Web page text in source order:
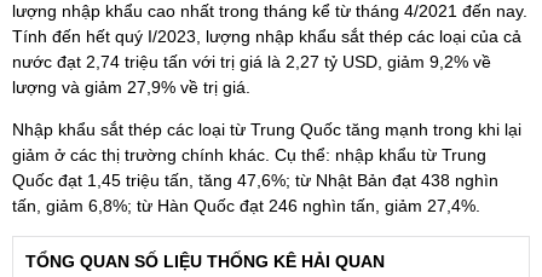
lượng nhập khẩu cao nhất trong tháng kể từ tháng 4/2021 đến nay.
Tính đến hết quý I/2023, lượng nhập khẩu sắt thép các loại của cả
nước đạt 2,74 triệu tấn với trị giá là 2,27 tỷ USD, giảm 9,2% về
lượng và giảm 27,9% về trị giá.
Nhập khẩu sắt thép các loại từ Trung Quốc tăng mạnh trong khi lại
giảm ở các thị trường chính khác. Cụ thể: nhập khẩu từ Trung
Quốc đạt 1,45 triệu tấn, tăng 47,6%; từ Nhật Bản đạt 438 nghìn
tấn, giảm 6,8%; từ Hàn Quốc đạt 246 nghìn tấn, giảm 27,4%.
TỔNG QUAN SỐ LIỆU THỐNG KÊ HẢI QUAN